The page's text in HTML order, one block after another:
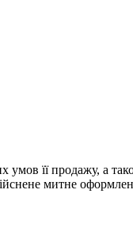
умов її продажу, а
митне